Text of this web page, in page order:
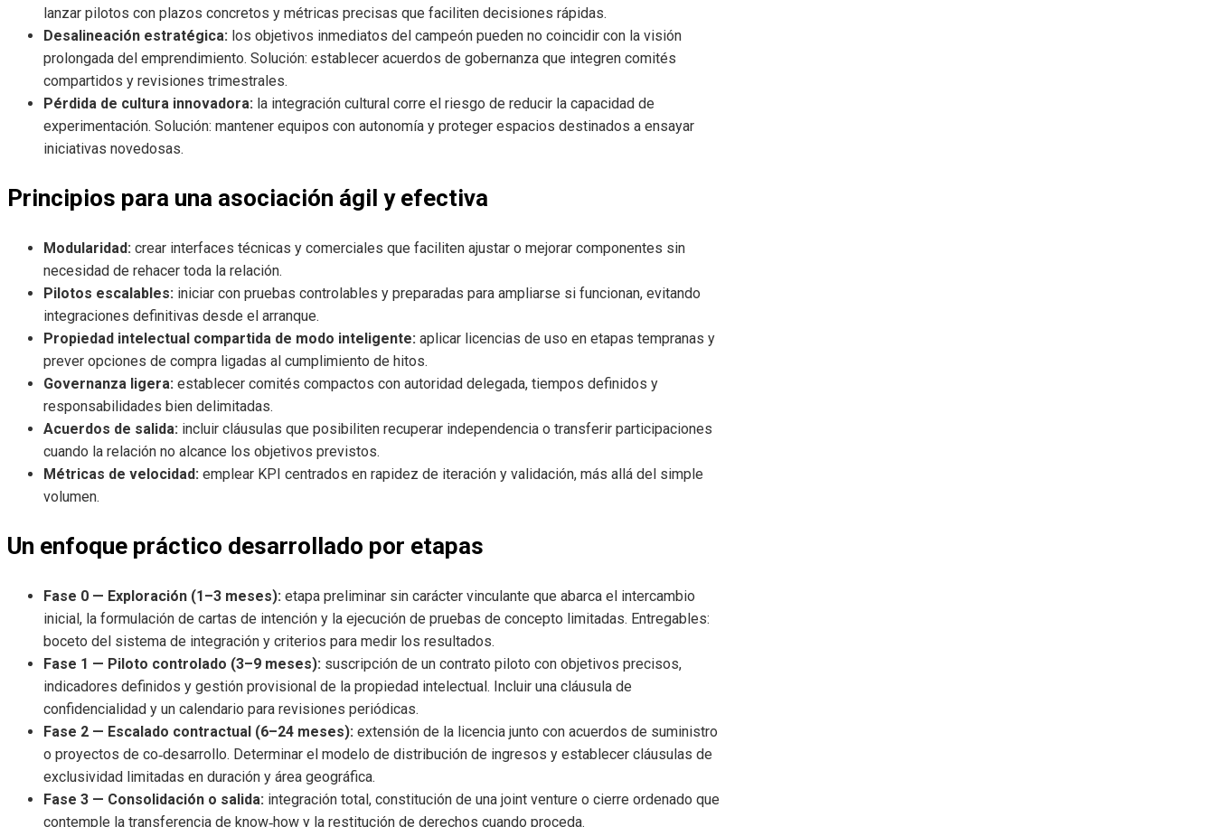
lanzar pilotos con plazos concretos y métricas precisas que faciliten decisiones rápidas.
Desalineación estratégica: los objetivos inmediatos del campeón pueden no coincidir con la visión
prolongada del emprendimiento. Solución: establecer acuerdos de gobernanza que integren comités
compartidos y revisiones trimestrales.
Pérdida de cultura innovadora: la integración cultural corre el riesgo de reducir la capacidad de
experimentación. Solución: mantener equipos con autonomía y proteger espacios destinados a ensayar
iniciativas novedosas.
Principios para una asociación ágil y efectiva
Modularidad: crear interfaces técnicas y comerciales que faciliten ajustar o mejorar componentes sin
necesidad de rehacer toda la relación.
Pilotos escalables: iniciar con pruebas controlables y preparadas para ampliarse si funcionan, evitando
integraciones definitivas desde el arranque.
Propiedad intelectual compartida de modo inteligente: aplicar licencias de uso en etapas tempranas y
prever opciones de compra ligadas al cumplimiento de hitos.
Governanza ligera: establecer comités compactos con autoridad delegada, tiempos definidos y
responsabilidades bien delimitadas.
Acuerdos de salida: incluir cláusulas que posibiliten recuperar independencia o transferir participaciones
cuando la relación no alcance los objetivos previstos.
Métricas de velocidad: emplear KPI centrados en rapidez de iteración y validación, más allá del simple
volumen.
Un enfoque práctico desarrollado por etapas
Fase 0 — Exploración (1–3 meses): etapa preliminar sin carácter vinculante que abarca el intercambio
inicial, la formulación de cartas de intención y la ejecución de pruebas de concepto limitadas. Entregables:
boceto del sistema de integración y criterios para medir los resultados.
Fase 1 — Piloto controlado (3–9 meses): suscripción de un contrato piloto con objetivos precisos,
indicadores definidos y gestión provisional de la propiedad intelectual. Incluir una cláusula de
confidencialidad y un calendario para revisiones periódicas.
Fase 2 — Escalado contractual (6–24 meses): extensión de la licencia junto con acuerdos de suministro
o proyectos de co‑desarrollo. Determinar el modelo de distribución de ingresos y establecer cláusulas de
exclusividad limitadas en duración y área geográfica.
Fase 3 — Consolidación o salida: integración total, constitución de una joint venture o cierre ordenado que
contemple la transferencia de know‑how y la restitución de derechos cuando proceda.